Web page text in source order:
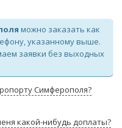
можно заказать как
указанному выше.
заявки без выходных
Симферополя?
какой-нибудь доплаты?